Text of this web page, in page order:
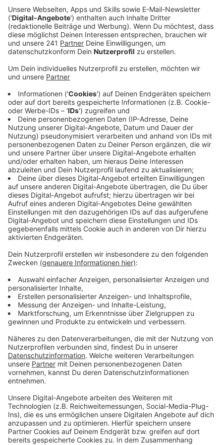
Anzeige
Pflegerinnen und Pfleger sind wichtig für
die Gesellschaft
Im Alter möglichst lange zuhause leben. Dabei will die
Stadt mit der sogenannten Pflegeberatung helfen. In
Schlebusch, Opladen und Wiesdorf unterstützt die
Pflegeberatung zum Beispiel bei der Beantragung
eines Pflegegrads oder zu Pflegeversicherungen.
Das Klinikum Leverkusen nutzt den Tag der Pflege, um
sich bei seinen Beschäftigten zu bedanken. Im
Klinikum arbeiten aktuell mehr als 1000 Menschen in
den unterschiedlichen Stationen in Pflegeberufen.
Mehr zum Thema Pflege hört ihr auch in unserer
Anzeige
Mehr Nachrichten aus Leverkusen
Anzeige
Haftstrafe für Betreiber von Corona-Testzentren in
Leverkusen
Nachfrage nach Leverkusener Wohnungen hoch
Stadt Leverkusen auf Baum-Spenden angewiesen